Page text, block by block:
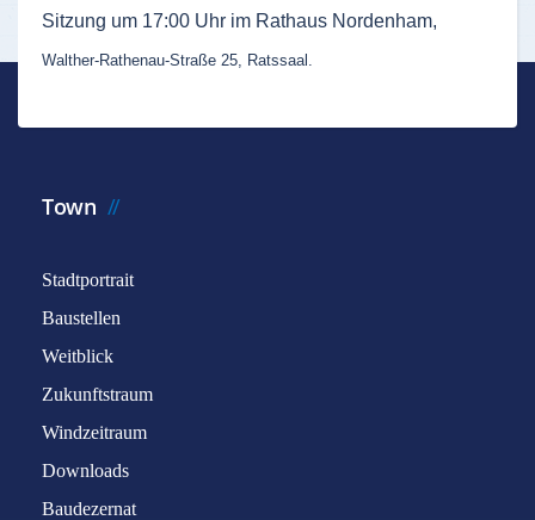
Sitzung um 17:00 Uhr im Rathaus Nordenham,
Walther-Rathenau-Straße 25, Ratssaal.
Town
Stadtportrait
Baustellen
Weitblick
Zukunftstraum
Windzeitraum
Downloads
Baudezernat